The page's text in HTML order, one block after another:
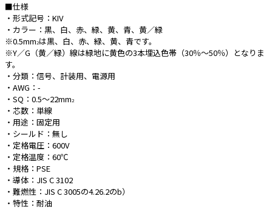
■仕様
・形式記号：KIV
・カラー：黒、白、赤、緑、黄、青、黄／緑
※0.5mm2は黒、白、赤、緑、黄、青です。
※Y／G（黄／緑）線は緑地に黄色の3本埋込色帯（30％～50％）となりま
す。
・分類：信号、計装用、電源用
・AWG：-
・SQ：0.5～22mm2
・芯数：単線
・用途：固定用
・シールド：無し
・定格電圧：600V
・定格温度：60℃
・規格：PSE
・導体：JIS C 3102
・難燃性：JIS C 3005の4.26.2のb）
・特性：耐油